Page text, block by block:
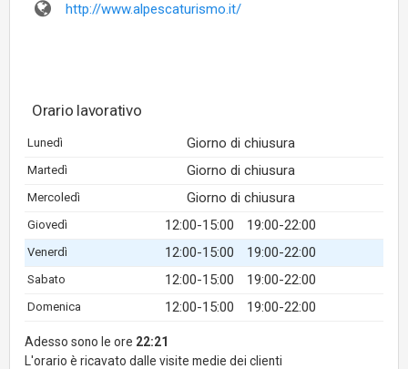
http://www.alpescaturismo.it/
Orario lavorativo
Lunedì Giorno di chiusura
Martedì Giorno di chiusura
Mercoledì Giorno di chiusura
Giovedì 12:00-15:00 19:00-22:00
Venerdì 12:00-15:00 19:00-22:00
Sabato 12:00-15:00 19:00-22:00
Domenica 12:00-15:00 19:00-22:00
Adesso sono le ore 22:21
L'orario è ricavato dalle visite medie dei clienti